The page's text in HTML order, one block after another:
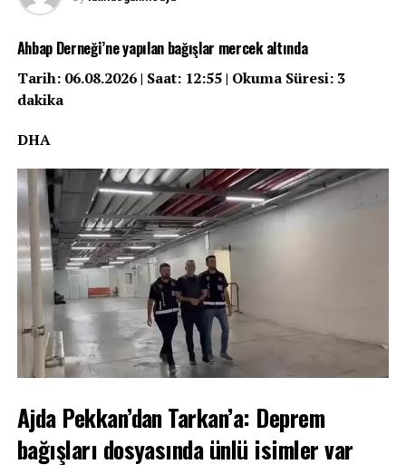
Ahbap Derneği’ne yapılan bağışlar mercek altında
Tarih: 06.08.2026 | Saat: 12:55 | Okuma Süresi: 3
dakika
DHA
Ajda Pekkan’dan Tarkan’a: Deprem
bağışları dosyasında ünlü isimler var